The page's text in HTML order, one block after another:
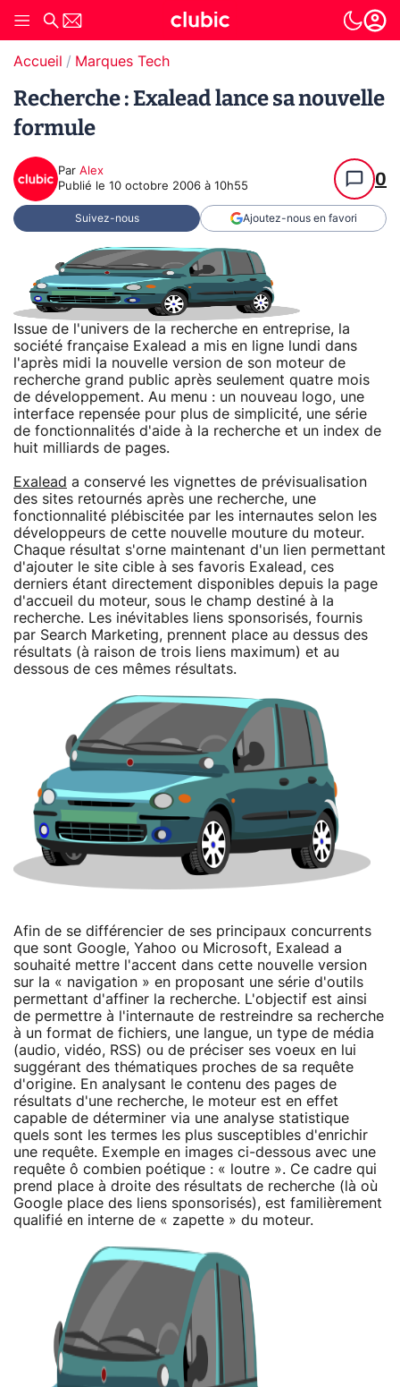
Accueil Marques Tech
Recherche : Exalead lance sa nouvelle
formule
Par Alex
Publié le 10 octobre 2006 à 10h55 0
Suivez-nous Ajoutez-nous en favori
Issue de l'univers de la recherche en entreprise, la
société française Exalead a mis en ligne lundi dans
l'après midi la nouvelle version de son moteur de
recherche grand public après seulement quatre mois
de développement. Au menu : un nouveau logo, une
interface repensée pour plus de simplicité, une série
de fonctionnalités d'aide à la recherche et un index de
huit milliards de pages.
Exalead a conservé les vignettes de prévisualisation
des sites retournés après une recherche, une
fonctionnalité plébiscitée par les internautes selon les
développeurs de cette nouvelle mouture du moteur.
Chaque résultat s'orne maintenant d'un lien permettant
d'ajouter le site cible à ses favoris Exalead, ces
derniers étant directement disponibles depuis la page
d'accueil du moteur, sous le champ destiné à la
recherche. Les inévitables liens sponsorisés, fournis
par Search Marketing, prennent place au dessus des
résultats (à raison de trois liens maximum) et au
dessous de ces mêmes résultats.
Afin de se différencier de ses principaux concurrents
que sont Google, Yahoo ou Microsoft, Exalead a
souhaité mettre l'accent dans cette nouvelle version
sur la « navigation » en proposant une série d'outils
permettant d'affiner la recherche. L'objectif est ainsi
de permettre à l'internaute de restreindre sa recherche
à un format de fichiers, une langue, un type de média
(audio, vidéo, RSS) ou de préciser ses voeux en lui
suggérant des thématiques proches de sa requête
d'origine. En analysant le contenu des pages de
résultats d'une recherche, le moteur est en effet
capable de déterminer via une analyse statistique
quels sont les termes les plus susceptibles d'enrichir
une requête. Exemple en images ci-dessous avec une
requête ô combien poétique : « loutre ». Ce cadre qui
prend place à droite des résultats de recherche (là où
Google place des liens sponsorisés), est familièrement
qualifié en interne de « zapette » du moteur.